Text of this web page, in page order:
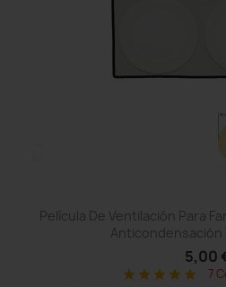
Película De Ventilación Para
Anticondensación
5,00
star star star star star 7